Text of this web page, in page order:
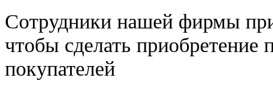
Cотрудники нашей фирмы
чтобы сделать приобретение
покупателей